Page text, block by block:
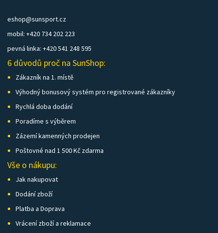
eshop@sunsport.cz
mobil: +420 734 202 223
pevná linka: +420 541 248 595
6 důvodů proč na SunShop:
Zákazník na 1. místě
Výhodný bonusový systém pro registrované zákazníky
Rychlá doba dodání
Poradíme s výběrem
Zázemí kamenných prodejen
Poštovné nad 1 500 Kč zdarma
Vše o nákupu:
Jak nakupovat
Dodání zboží
Platba a Doprava
Vrácení zboží a reklamace